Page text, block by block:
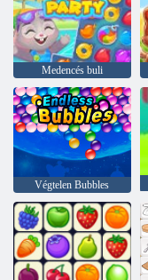
Medencés buli
Végtelen Bubbles